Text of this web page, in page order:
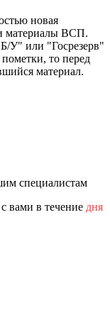
новая
материалы ВСП.
У" или "Госрезерв"
то перед
материал.
специалистам
вaми в тeчeниe дня